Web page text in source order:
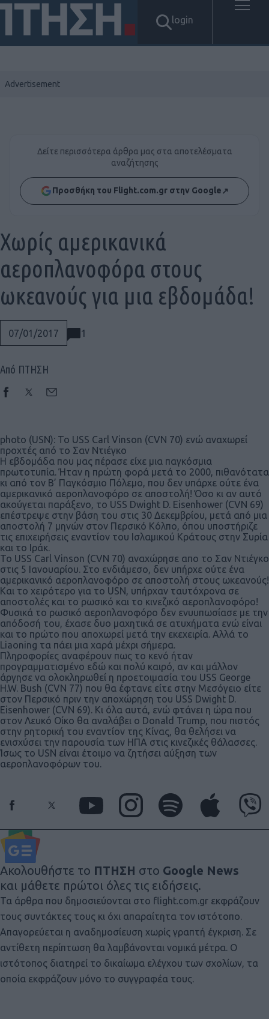
login
Social
Δείτε περισσότερα άρθρα μας στα αποτελέσματα
αναζήτησης
Προσθήκη του Flight.com.gr στην Google↗
07/01/2017 1
Χωρίς αμερικανικά
αεροπλανοφόρα στους
ωκεανούς για μια εβδομάδα!
Από ΠΤΗΣΗ
photo (USN): To USS Carl Vinson (CVN 70) ενώ αναχωρεί
προχτές από το Σαν Ντιέγκο
Η εβδομάδα που μας πέρασε είχε μια παγκόσμια
πρωτοτυπία. Ήταν η πρώτη φορά μετά το 2000, πιθανότατα
κι από τον Β’ Παγκόσμιο Πόλεμο, που δεν υπάρχε ούτε ένα
αμερικανικό αεροπλανοφόρο σε αποστολή! Όσο κι αν αυτό
ακούγεται παράξενο, το USS Dwight D. Eisenhower (CVN 69)
επέστρεψε στην βάση του στις 30 Δεκεμβρίου, μετά από μια
αποστολή 7 μηνών στον Περσικό Κόλπο, όπου υποστήριζε
τις επιχειρήσεις εναντίον του Ισλαμικού Κράτους στην Συρία
και το Ιράκ.
Το USS Carl Vinson (CVN 70) αναχώρησε απο το Σαν Ντιέγκο
στις 5 Ιανουαρίου. Στο ενδιάμεσο, δεν υπήρχε ούτε ένα
αμερικανικό αεροπλανοφόρο σε αποστολή στους ωκεανούς!
Και το χειρότερο για το USN, υπήρχαν ταυτόχρονα σε
αποστολές και το ρωσικό και το κινεζικό αεροπλανοφόρο!
Φυσικά το ρωσικό αεροπλανοφόρο δεν ενυυπωσίασε με την
απόδοσή του, έχασε δυο μαχητικά σε ατυχήματα ενώ είναι
και το πρώτο που αποχωρεί μετά την εκεχειρία. Αλλά το
Liaoning τα πάει μια χαρά μέχρι σήμερα.
Πληροφορίες αναφέρουν πως το κενό ήταν
προγραμματισμένο εδώ και πολύ καιρό, αν και μάλλον
άργησε να ολοκληρωθεί η προετοιμασία του USS George
H.W. Bush (CVN 77) που θα έφτανε είτε στην Μεσόγειο είτε
στον Περσικό πριν την αποχώρηση του USS Dwight D.
Eisenhower (CVN 69). Κι όλα αυτά, ενώ φτάνει η ώρα που
στον Λευκό Οίκο θα αναλάβει ο Donald Trump, που πιστός
στην ρητορική του εναντίον της Κίνας, θα θελήσει να
ενισχύσει την παρουσία των ΗΠΑ στις κινεζικές θάλασσες.
Ίσως το USN είναι έτοιμο να ζητήσει αύξηση των
αεροπλανοφόρων του.
Ακολουθήστε το ΠΤΗΣΗ στο Google News
και μάθετε πρώτοι όλες τις ειδήσεις.
Τα άρθρα που δημοσιεύονται στο flight.com.gr εκφράζουν
τους συντάκτες τους κι όχι απαραίτητα τον ιστότοπο.
Απαγορεύεται η αναδημοσίευση χωρίς γραπτή έγκριση. Σε
αντίθετη περίπτωση θα λαμβάνονται νομικά μέτρα. Ο
ιστότοπος διατηρεί το δικαίωμα ελέγχου των σχολίων, τα
οποία εκφράζουν μόνο το συγγραφέα τους.